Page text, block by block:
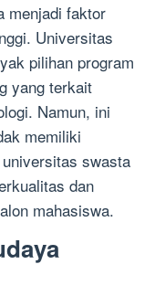
menjadi faktor
Universitas
pilihan program
yang terkait
Namun, ini
memiliki
swasta
dan
mahasiswa.